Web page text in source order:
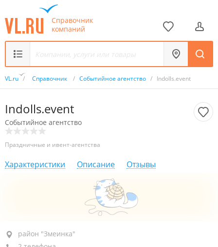
Справочник
компаний
VL.ru / Справочник / Событийное агентство / Indolls.event
Indolls.event
Событийное агентство
Праздничные и ивент-агентства
Характеристики Описание Отзывы
район "Змеинка", ул. Калинина, 275В
район "Змеинка"